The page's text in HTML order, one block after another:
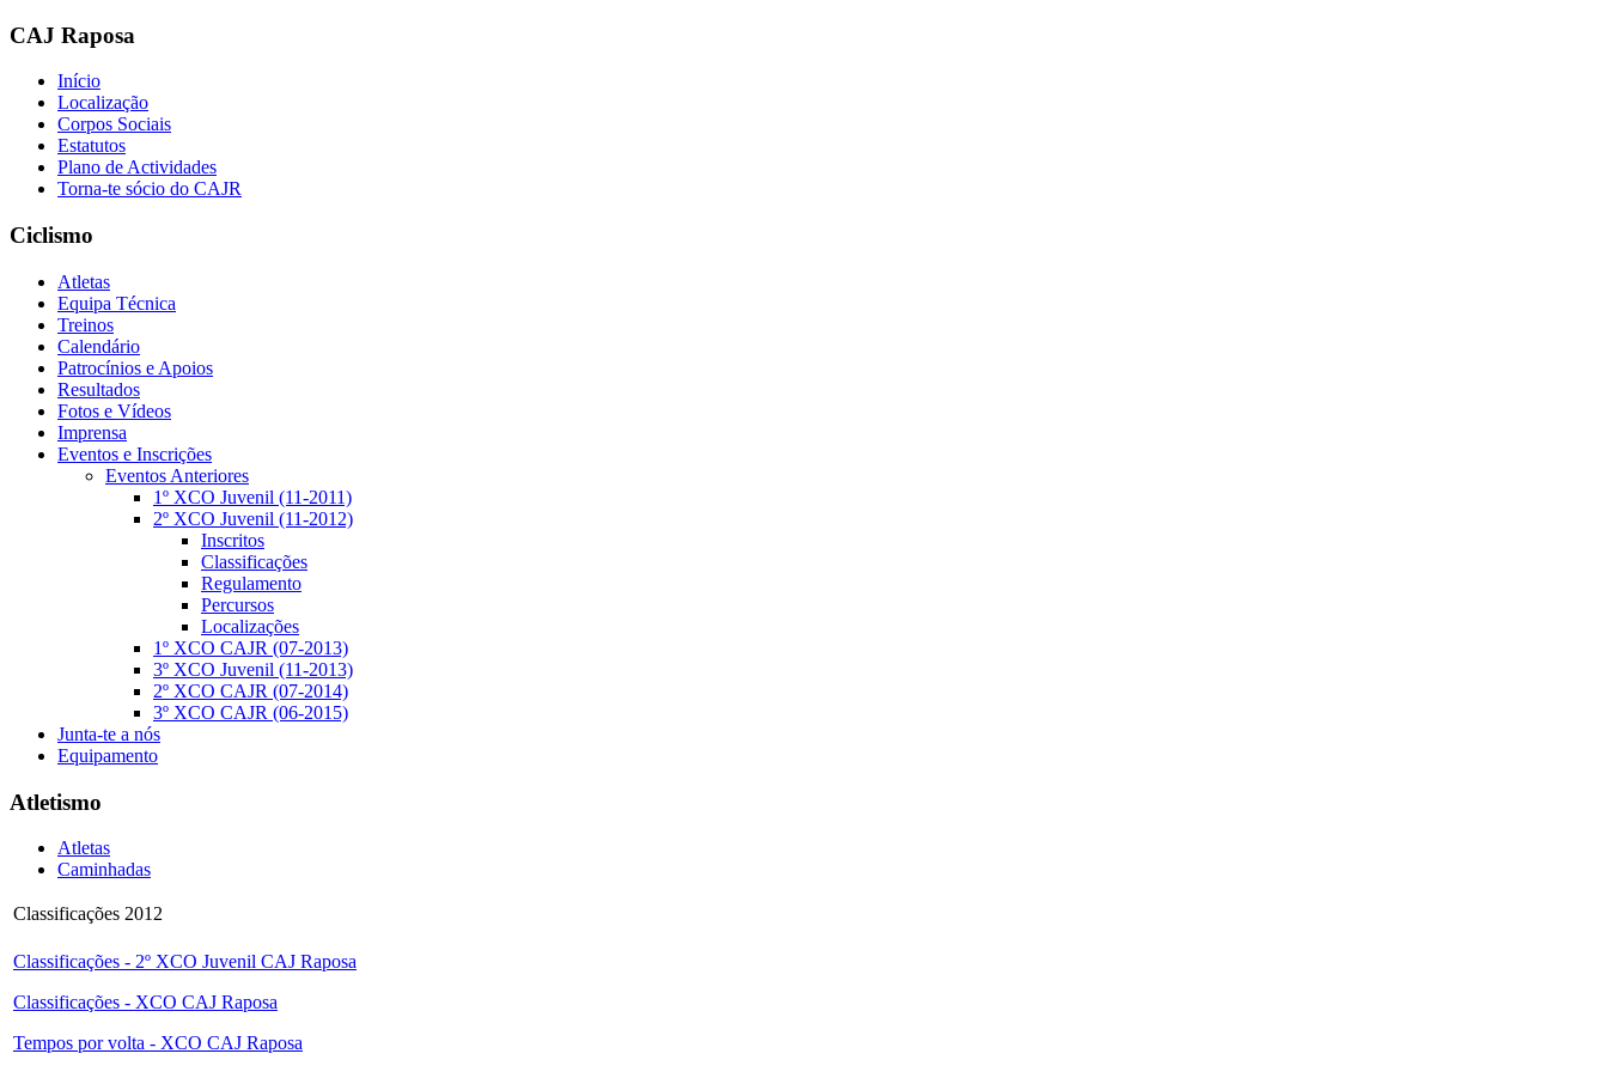
CAJ Raposa
Início
Localização
Corpos Sociais
Estatutos
Plano de Actividades
Torna-te sócio do CAJR
Ciclismo
Atletas
Equipa Técnica
Treinos
Calendário
Patrocínios e Apoios
Resultados
Fotos e Vídeos
Imprensa
Eventos e Inscrições
Eventos Anteriores
1º XCO Juvenil (11-2011)
2º XCO Juvenil (11-2012)
Inscritos
Classificações
Regulamento
Percursos
Localizações
1º XCO CAJR (07-2013)
3º XCO Juvenil (11-2013)
2º XCO CAJR (07-2014)
3º XCO CAJR (06-2015)
Junta-te a nós
Equipamento
Atletismo
Atletas
Caminhadas
Classificações 2012
Classificações - 2º XCO Juvenil CAJ Raposa
Classificações - XCO CAJ Raposa
Tempos por volta - XCO CAJ Raposa